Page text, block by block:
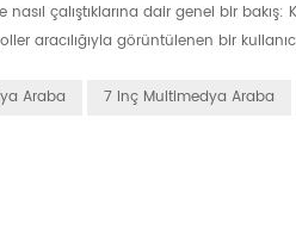
nasıl çalıştıklarına dair genel bir
aracılığıyla görüntülenen bir
Araba 7 Inç Multimedya Araba